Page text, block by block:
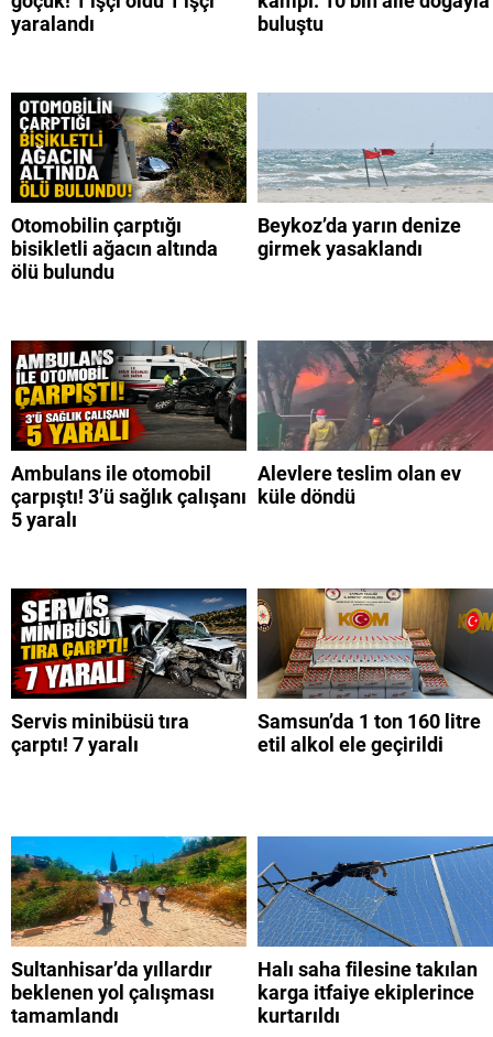
yaralandı
buluştu
Otomobilin çarptığı
bisikletli ağacın altında
ölü bulundu
Beykoz’da yarın denize
girmek yasaklandı
Ambulans ile otomobil
çarpıştı! 3’ü sağlık çalışanı
5 yaralı
Alevlere teslim olan ev
küle döndü
Servis minibüsü tıra
çarptı! 7 yaralı
Samsun’da 1 ton 160 litre
etil alkol ele geçirildi
Sultanhisar’da yıllardır
beklenen yol çalışması
tamamlandı
Halı saha filesine takılan
karga itfaiye ekiplerince
kurtarıldı